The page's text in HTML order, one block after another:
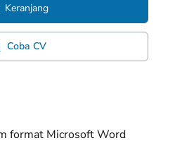
Keranjang
Coba CV
format Microsoft Word